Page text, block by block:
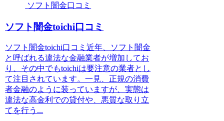
ソフト闇金口コミ
ソフト闇金toichi口コミ
ソフト闇金toichi口コミ近年、ソフト闇金
と呼ばれる違法な金融業者が増加してお
り、その中でもtoichiは要注意の業者とし
て注目されています。一見、正規の消費
者金融のように装っていますが、実態は
違法な高金利での貸付や、悪質な取り立
てを行う...